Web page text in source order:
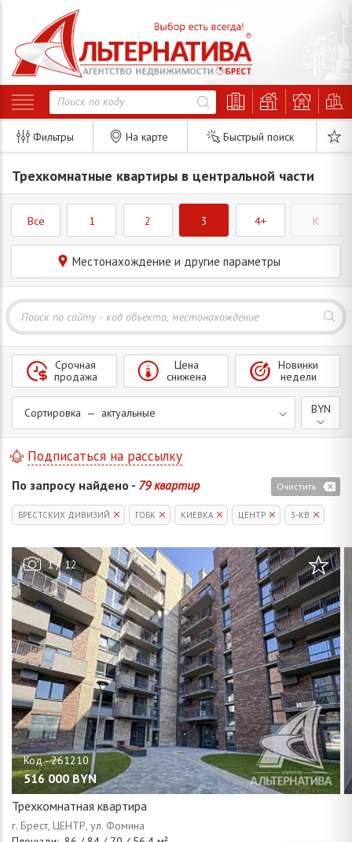
Фильтры На карте Быстрый поиск
Трехкомнатные квартиры в центральной части
Все 1 2 3 4+ K
Местонахождение и другие параметры
Сортировка — актуальные
Срочная
продажа
Цена
снижена
Новинки
недели
BYN
По запросу найдено - 79 квартир Очистить
Подписаться на рассылку
БРЕСТСКИХ ДИВИЗИЙ ГОБК КИЕВКА ЦЕНТР 3-КВ
1/12
516 000 BYN
Трехкомнатная квартира